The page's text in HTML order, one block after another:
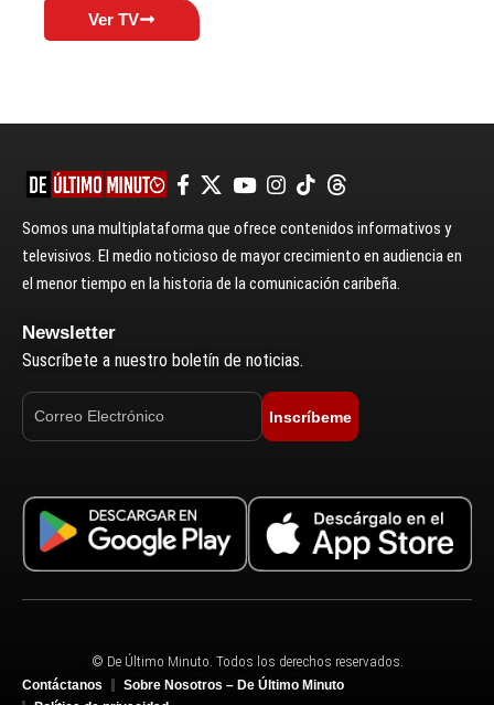
Ver TV
Somos una multiplataforma que ofrece contenidos informativos y
televisivos. El medio noticioso de mayor crecimiento en audiencia en
el menor tiempo en la historia de la comunicación caribeña.
Newsletter
Suscríbete a nuestro boletín de noticias.
Inscríbeme
© De Último Minuto. Todos los derechos reservados.
Contáctanos
Sobre Nosotros – De Último Minuto